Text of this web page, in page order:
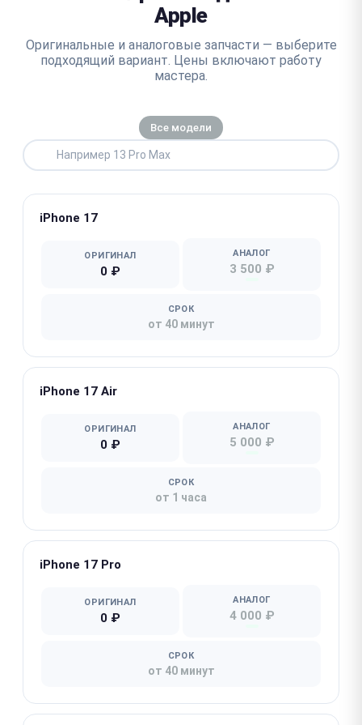
Apple
Оригинальные и аналоговые запчасти — выберите
подходящий вариант. Цены включают работу
мастера.
Все модели
iPhone 17
ОРИГИНАЛ
0 ₽
АНАЛОГ
3 500 ₽
СРОК
от 40 минут
iPhone 17 Air
ОРИГИНАЛ
0 ₽
АНАЛОГ
5 000 ₽
СРОК
от 1 часа
iPhone 17 Pro
ОРИГИНАЛ
0 ₽
АНАЛОГ
4 000 ₽
СРОК
от 40 минут